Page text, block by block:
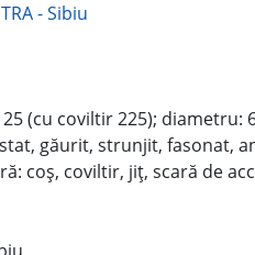
- Sibiu
(cu coviltir 225); diametru:
găurit, strunjit, fasonat,
coş, coviltir, jiţ, scară de